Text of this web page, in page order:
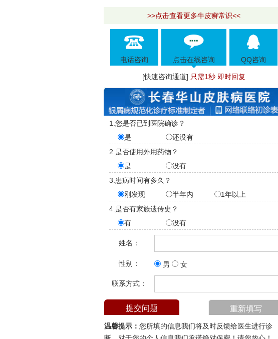
>>点击查看更多牛皮癣常识<<
电话咨询 点击在线咨询 QQ咨询
[快速咨询通道] 只需1秒 即时回复
1.您是否已到医院确诊？
是
还没有
2.是否使用外用药物？
是
没有
3.患病时间有多久？
刚发现
半年内
1年以上
4.是否有家族遗传史？
有
没有
姓名：
性别： 男 女
联系方式：
温馨提示： 您所填的信息我们将及时反馈给医生进行诊